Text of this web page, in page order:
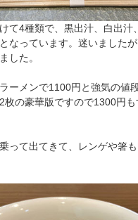
て4種類で、黒出汁、白出汁
なっています。迷いました
した。
ーメンで1100円と強気の値
枚の豪華版ですので1300円
って出てきて、レンゲや箸